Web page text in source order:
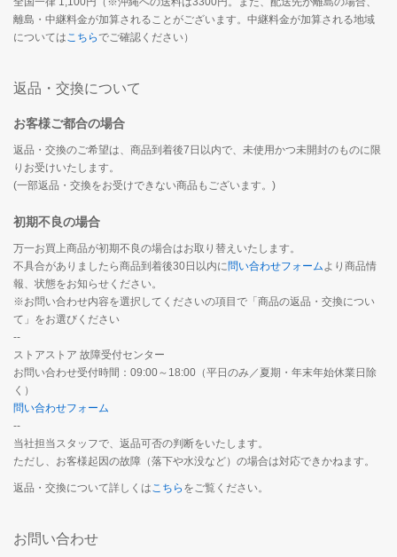
離島・中継料金が加算されることがございます。中継料金が加算される地域
については こちらでご確認ください）
返品・交換について
お客様ご都合の場合
返品・交換のご希望は、商品到着後7日以内で、未使用かつ未開封のものに限
りお受けいたします。
(一部返品・交換をお受けできない商品もございます。)
初期不良の場合
万一お買上商品が初期不良の場合はお取り替えいたします。
不具合がありましたら商品到着後30日以内に問い合わせフォーム より商品情
報、状態をお知らせください。
※お問い合わせ内容を選択してくださいの項目で「商品の返品・交換につい
て」をお選びください
--
ストアストア 故障受付センター
お問い合わせ受付時間：09:00～18:00（平日のみ／夏期・年末年始休業日除
く）
問い合わせフォーム
--
当社担当スタッフで、返品可否の判断をいたします。
ただし、お客様起因の故障（落下や水没など）の場合は対応できかねます。
返品・交換について詳しくは こちら をご覧ください。
お問い合わせ